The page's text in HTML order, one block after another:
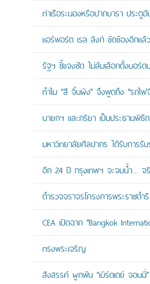
ท่าเรือระนองหรือปากบารา ประตู
แอร์พอร์ต เรล ลิงก์ ขัดข้องอีกแล้
รัฐฯ ชี้แจงชัด ไม่ล้มเลือกตั้งบอร์
ทำไม “สี จิ้นผิง” จึงพูดถึง “รถไฟ
นายกฯ และภริยา เป็นประธานพิธี
มหาวิทยาลัยศิลปากร ได้รับการ
อีก 24 ปี กรุงเทพฯ จะจมน้ำ… จ
ตำรวจจราจรโครงการพระราชด
CEA เปิดฉาก “Bangkok
ทรงพระเจริญ
สังสรรค์ ผูกพัน “เบิร์ดเดย์ จอนนี่